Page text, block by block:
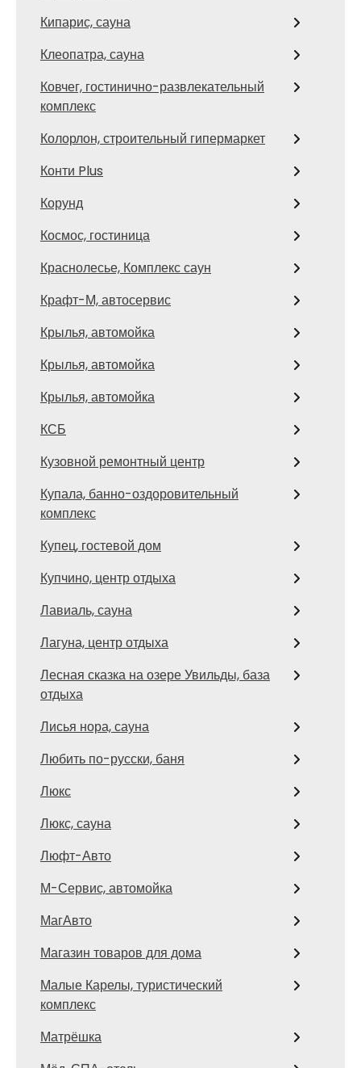
Кипарис, сауна
Клеопатра, сауна
Ковчег, гостинично-развлекательный
комплекс
Колорлон, строительный гипермаркет
Конти Plus
Корунд
Космос, гостиница
Краснолесье, Комплекс саун
Крафт-М, автосервис
Крылья, автомойка
Крылья, автомойка
Крылья, автомойка
КСБ
Кузовной ремонтный центр
Купала, банно-оздоровительный
комплекс
Купец, гостевой дом
Купчино, центр отдыха
Лавиаль, сауна
Лагуна, центр отдыха
Лесная сказка на озере Увильды, база
отдыха
Лисья нора, сауна
Любить по-русски, баня
Люкс
Люкс, сауна
Люфт-Авто
М-Сервис, автомойка
МагАвто
Магазин товаров для дома
Малые Карелы, туристический
комплекс
Матрёшка